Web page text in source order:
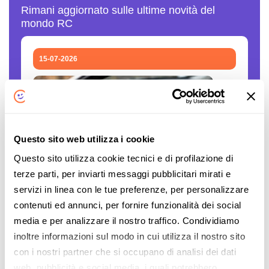
Questo sito web utilizza i cookie
Questo sito utilizza cookie tecnici e di profilazione di
terze parti, per inviarti messaggi pubblicitari mirati e
servizi in linea con le tue preferenze, per personalizzare
contenuti ed annunci, per fornire funzionalità dei social
media e per analizzare il nostro traffico. Condividiamo
inoltre informazioni sul modo in cui utilizza il nostro sito
con i nostri partner che si occupano di analisi dei dati
Rimani aggiornato sulle ultime novità del
mondo RC
15-07-2026
Polizze auto false: come verificare se una
compagnia è autorizzata
Il caro assicurazioni RC auto è innegabile. Le
persone sono disperate, gli stipendi sono
sempre gli stessi, mentre il costo... L'articolo